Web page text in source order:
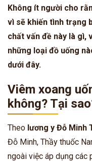
Không ít người cho
vì sẽ khiến tình trạng
chất vấn đề này là gì,
những loại đồ uống
dưới đây.
Viêm xoang
không? Tại
Theo lương y Đỗ Minh
Đỗ Minh, Thầy thuốc
ngoài việc áp dụng các